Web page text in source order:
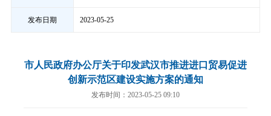
发布日期 2023-05-25
市人民政府办公厅关于印发武汉市推进进口贸易促进
创新示范区建设实施方案的通知
发布时间：2023-05-25 09:10